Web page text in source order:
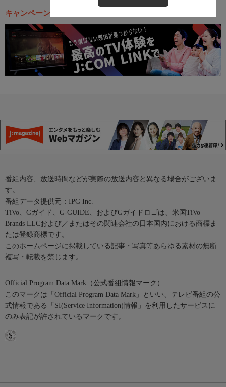
キャンペーン・お得な情報
番組内容、放送時間などが実際の放送内容と異なる場合がございま
す。
番組データ提供元：IPG Inc.
TiVo、Gガイド、G-GUIDE、およびGガイドロゴは、米国TiVo
Brands LLCおよび／またはその関連会社の日本国内における商標ま
たは登録商標です。
このホームページに掲載している記事・写真等あらゆる素材の無断
複写・転載を禁じます。
Official Program Data Mark（公式番組情報マーク）
このマークは「Official Program Data Mark」といい、テレビ番組の公
式情報である「SI(Service Information)情報」を利用したサービスに
のみ表記が許されているマークです。